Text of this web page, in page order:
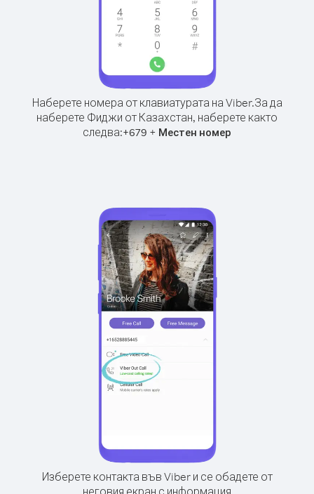
Наберете номера от клавиатурата на Viber.За да
наберете Фиджи от Казахстан, наберете както
следва:+679 + Местен номер
Изберете контакта във Viber и се обадете от
неговия екран с информация